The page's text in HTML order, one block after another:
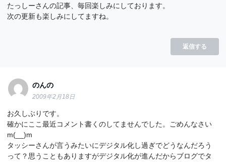
たっしーさんの記事、毎回楽しみにしております。
次の更新も楽しみにしてますね。
返信する
のんの
2009年2月18日
お久しぶりです。
確かにここ最近コメント書くのしてませんでした。ごめんなさい
m(__)m
タッシーさんが言うみたいにデジタル化し過ぎでどうなんだろう
って？思うこともありますがデジタル化が進んだからブログでタ